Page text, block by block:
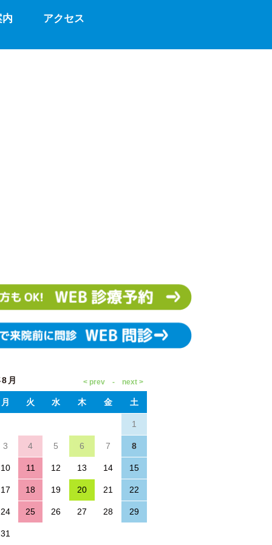
アクセス
月
月 火 水 木 金 土
1
3 4 5 6 7 8
10 11 12 13 14 15
17 18 19 20 21 22
24 25 26 27 28 29
31